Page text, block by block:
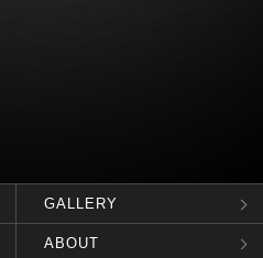
GALLERY
ABOUT